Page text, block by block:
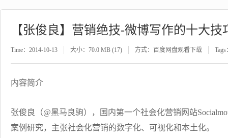
【张俊良】营销绝技-微博写作的十大技
Time：2014-10-13 大小：70.0 MB (17) 方式：百度网盘观看下载 Tags
内容简介
张俊良（@黑马良驹），国内第一个社会化营销网站
案例研究，主张社会化营销的数字化、可视化和本土化。